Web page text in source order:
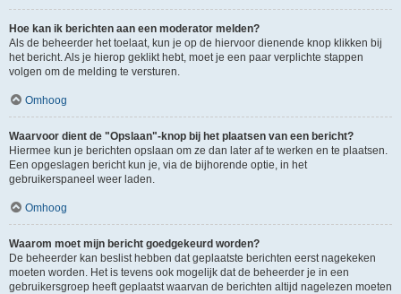
Hoe kan ik berichten aan een moderator melden?
Als de beheerder het toelaat, kun je op de hiervoor dienende knop klikken bij
het bericht. Als je hierop geklikt hebt, moet je een paar verplichte stappen
volgen om de melding te versturen.
Omhoog
Waarvoor dient de "Opslaan"-knop bij het plaatsen van een bericht?
Hiermee kun je berichten opslaan om ze dan later af te werken en te plaatsen.
Een opgeslagen bericht kun je, via de bijhorende optie, in het
gebruikerspaneel weer laden.
Omhoog
Waarom moet mijn bericht goedgekeurd worden?
De beheerder kan beslist hebben dat geplaatste berichten eerst nagekeken
moeten worden. Het is tevens ook mogelijk dat de beheerder je in een
gebruikersgroep heeft geplaatst waarvan de berichten altijd nagelezen moeten